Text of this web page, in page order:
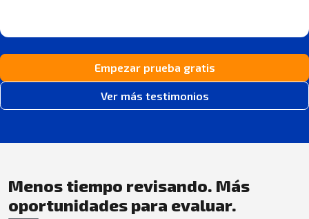
Empezar prueba gratis
Ver más testimonios
Menos tiempo revisando. Más
oportunidades para evaluar.